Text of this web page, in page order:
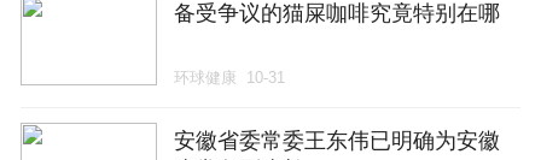
备受争议的猫屎咖啡究竟特别在哪
环球健康 10-31
安徽省委常委王东伟已明确为安徽